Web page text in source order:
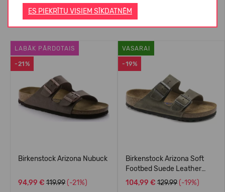
ES PIEKRĪTU VISIEM SĪKDATNĒM
Līdzīgas preces
-21%
LABĀK PĀRDOTAIS
Birkenstock Arizona Nubuck
94,99 € 119.99 (-21%)
-19%
VASARAI
Birkenstock Arizona Soft
Footbed Suede Leather
Regular
104,99 € 129.99 (-19%)